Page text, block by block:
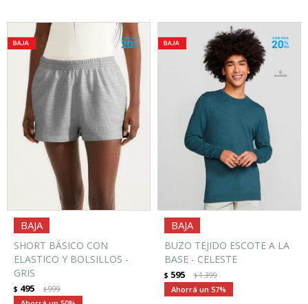
SHORT BÁSICO CON
ELASTICO Y BOLSILLOS -
GRIS
$ 495 $999
BUZO TEJIDO ESCOTE A LA
BASE - CELESTE
$ 595 $1.399
57